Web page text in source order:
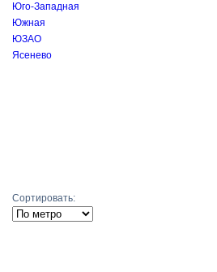
Юго-Западная
Южная
ЮЗАО
Ясенево
Сортировать: